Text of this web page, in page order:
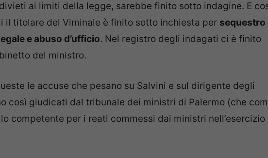
ai limiti della legge, sarebbe finito sotto indagine. E
il titolare del Viminale è finito sotto inchiesta per sequestro
e abuso d’ufficio. Nel registro degli indagati ci è finito
del ministro.
le accuse che pesano su Salvini e sul dirigente degli
così giudicati dal tribunale dei ministri di Palermo (che
competente per i reati commessi dai ministri nell’esercizio